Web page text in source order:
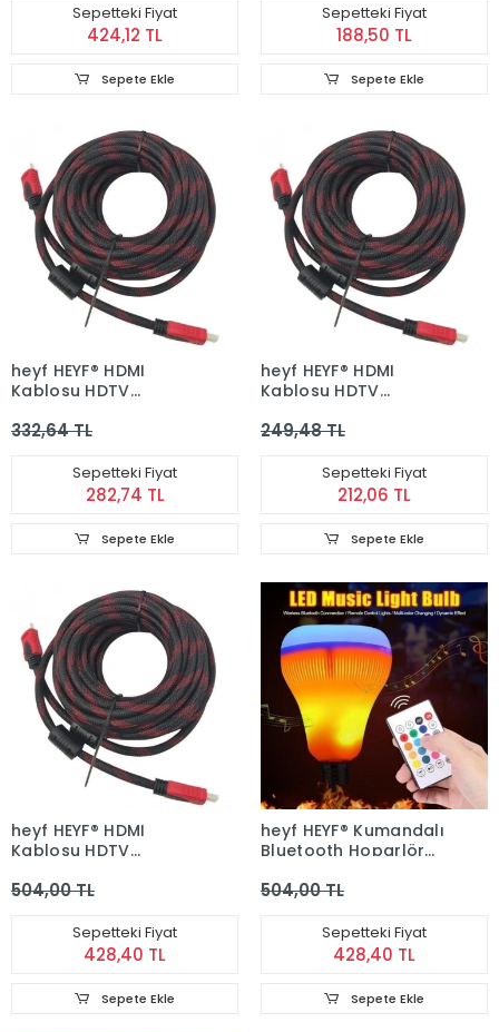
Sepetteki Fiyat
424,12 TL
Sepete Ekle
Sepetteki Fiyat
188,50 TL
Sepete Ekle
heyf HEYF® HDMI
Kablosu HDTV
Görüntü Ses Full HD
Aktarma Kablosu
332,64 TL
Sepetteki Fiyat
282,74 TL
Sepete Ekle
heyf HEYF® HDMI
Kablosu HDTV
Görüntü Ses Full HD
Aktarma Kablosu
249,48 TL
Sepetteki Fiyat
212,06 TL
Sepete Ekle
heyf HEYF® HDMI
Kablosu HDTV
Görüntü Ses Full HD
Aktarma Kablosu
504,00 TL
Sepetteki Fiyat
428,40 TL
Sepete Ekle
heyf HEYF® Kumandalı
Bluetooth Hoparlör
504,00 TL
Sepetteki Fiyat
428,40 TL
Sepete Ekle